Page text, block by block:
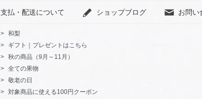
支払・配送について ショップブログ お問い
> 和梨
>
ギフト｜プレゼントはこちら
> 秋の商品（9月～11月）
> 全ての果物
> 敬老の日
> 対象商品に使える100円クーポン